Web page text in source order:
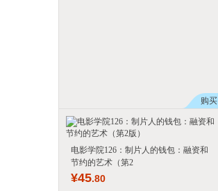
购买
电影学院126：制片人的钱包：融资和
节约的艺术（第2
¥45.80